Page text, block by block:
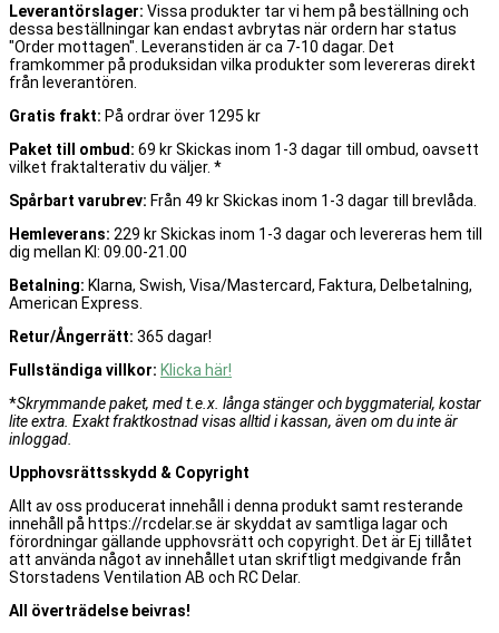
Leverantörslager: Vissa produkter tar vi hem på beställning och
dessa beställningar kan endast avbrytas när ordern har status
"Order mottagen". Leveranstiden är ca 7-10 dagar. Det
framkommer på produksidan vilka produkter som levereras direkt
från leverantören.
Gratis frakt: På ordrar över 1295 kr
Paket till ombud: 69 kr Skickas inom 1-3 dagar till ombud, oavsett
vilket fraktalterativ du väljer. *
Spårbart varubrev: Från 49 kr Skickas inom 1-3 dagar till brevlåda.
Hemleverans: 229 kr Skickas inom 1-3 dagar och levereras hem till
dig mellan Kl: 09.00-21.00
Betalning: Klarna, Swish, Visa/Mastercard, Faktura, Delbetalning,
American Express.
Retur/Ångerrätt: 365 dagar!
Fullständiga villkor: Klicka här!
*Skrymmande paket, med t.e.x. långa stänger och byggmaterial, kostar
lite extra. Exakt fraktkostnad visas alltid i kassan, även om du inte är
inloggad.
Upphovsrättsskydd & Copyright
Allt av oss producerat innehåll i denna produkt samt resterande
innehåll på https://rcdelar.se är skyddat av samtliga lagar och
förordningar gällande upphovsrätt och copyright. Det är Ej tillåtet
att använda något av innehållet utan skriftligt medgivande från
Storstadens Ventilation AB och RC Delar.
All överträdelse beivras!